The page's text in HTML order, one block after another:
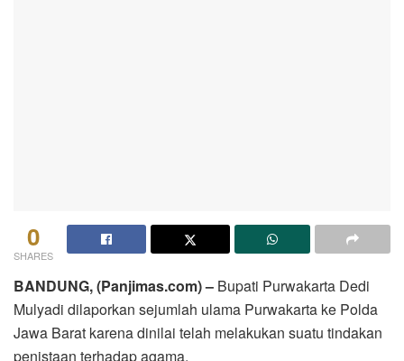
0
SHARES
BANDUNG, (Panjimas.com) – Bupati Purwakarta Dedi
Mulyadi dilaporkan sejumlah ulama Purwakarta ke Polda
Jawa Barat karena dinilai telah melakukan suatu tindakan
penistaan terhadap agama.